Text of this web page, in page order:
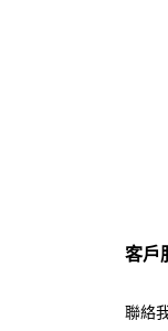
客戶
聯絡